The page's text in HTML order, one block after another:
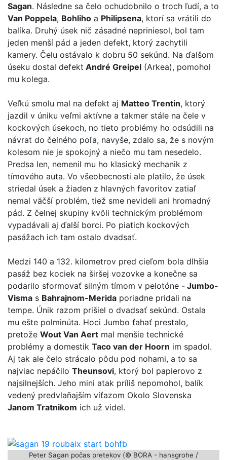
Sagan. Následne sa čelo ochudobnilo o troch ľudí, a to
Van Poppela, Bohliho a Philipsena, ktorí sa vrátili do
balíka. Druhý úsek nič zásadné nepriniesol, bol tam
jeden menší pád a jeden defekt, ktorý zachytili
kamery. Čelu ostávalo k dobru 50 sekúnd. Na ďalšom
úseku dostal defekt André Greipel (Arkea), pomohol
mu kolega.
Veľkú smolu mal na defekt aj Matteo Trentin, ktorý
jazdil v úniku veľmi aktívne a takmer stále na čele v
kockových úsekoch, no tieto problémy ho odsúdili na
návrat do čelného poľa, navyše, zdalo sa, že s novým
kolesom nie je spokojný a niečo mu tam nesedelo.
Predsa len, nemenil mu ho klasický mechanik z
tímového auta. Vo všeobecnosti ale platilo, že úsek
striedal úsek a žiaden z hlavných favoritov zatiaľ
nemal väčší problém, tiež sme nevideli ani hromadný
pád. Z čelnej skupiny kvôli technickým problémom
vypadávali aj ďalší borci. Po piatich kockových
pasážach ich tam ostalo dvadsať.
Medzi 140 a 132. kilometrov pred cieľom bola dlhšia
pasáž bez kociek na širšej vozovke a konečne sa
podarilo sformovať silným tímom v pelotóne - Jumbo-
Visma s Bahrajnom-Merida poriadne pridali na
tempe. Únik razom prišiel o dvadsať sekúnd. Ostala
mu ešte polminúta. Hoci Jumbo ťahať prestalo,
pretože Wout Van Aert mal menšie technické
problémy a domestik Taco van der Hoorn im spadol.
Aj tak ale čelo strácalo pôdu pod nohami, a to sa
najviac nepáčilo Theunsovi, ktorý bol papierovo z
najsilnejších. Jeho mini atak príliš nepomohol, balík
vedený predvlaňajším víťazom Okolo Slovenska
Janom Tratnikom ich už videl.
Peter Sagan počas pretekov (© BORA - hansgrohe /